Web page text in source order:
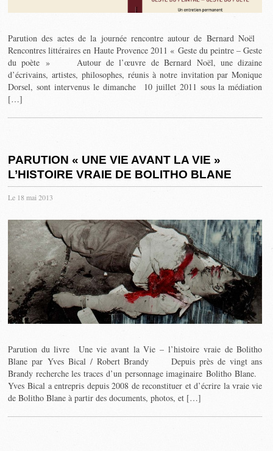
Parution des actes de la journée rencontre autour de Bernard Noël
Rencontres littéraires en Haute Provence 2011 « Geste du peintre – Geste
du poète » Autour de l’œuvre de Bernard Noël, une dizaine
d’écrivains, artistes, philosophes, réunis à notre invitation par Monique
Dorsel, sont intervenus le dimanche 10 juillet 2011 sous la médiation
[…]
PARUTION « UNE VIE AVANT LA VIE »
L’HISTOIRE VRAIE DE BOLITHO BLANE
Le 18 mai 2013
Parution du livre Une vie avant la Vie – l’histoire vraie de Bolitho
Blane par Yves Bical / Robert Brandy Depuis près de vingt ans
Brandy recherche les traces d’un personnage imaginaire Bolitho Blane.
Yves Bical a entrepris depuis 2008 de reconstituer et d’écrire la vraie vie
de Bolitho Blane à partir des documents, photos, et […]